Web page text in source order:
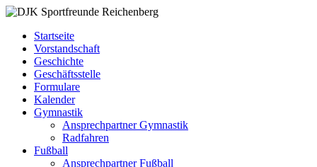
Zum
springen
Sportfreunde
Reichenberg
Gymnastik
Karate
Leichtathletik
Radfahren
Rollkunstlauf
Startseite
Vorstandschaft
Geschichte
Geschäftsstelle
Formulare
Kalender
Gymnastik
Ansprechpartner Gymnastik
Radfahren
Fußball
Ansprechpartner Fußball